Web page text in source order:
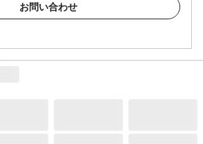
お問い合わせ